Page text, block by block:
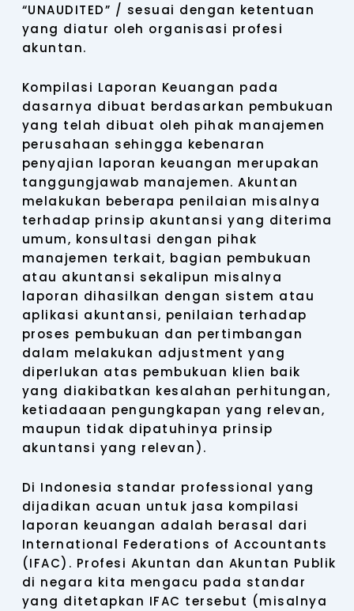
“UNAUDITED” / sesuai dengan ketentuan
yang diatur oleh organisasi profesi
akuntan.
Kompilasi Laporan Keuangan pada
dasarnya dibuat berdasarkan pembukuan
yang telah dibuat oleh pihak manajemen
perusahaan sehingga kebenaran
penyajian laporan keuangan merupakan
tanggungjawab manajemen. Akuntan
melakukan beberapa penilaian misalnya
terhadap prinsip akuntansi yang diterima
umum, konsultasi dengan pihak
manajemen terkait, bagian pembukuan
atau akuntansi sekalipun misalnya
laporan dihasilkan dengan sistem atau
aplikasi akuntansi, penilaian terhadap
proses pembukuan dan pertimbangan
dalam melakukan adjustment yang
diperlukan atas pembukuan klien baik
yang diakibatkan kesalahan perhitungan,
ketiadaaan pengungkapan yang relevan,
maupun tidak dipatuhinya prinsip
akuntansi yang relevan).
Di Indonesia standar professional yang
dijadikan acuan untuk jasa kompilasi
laporan keuangan adalah berasal dari
International Federations of Accountants
(IFAC). Profesi Akuntan dan Akuntan Publik
di negara kita mengacu pada standar
yang ditetapkan IFAC tersebut (misalnya